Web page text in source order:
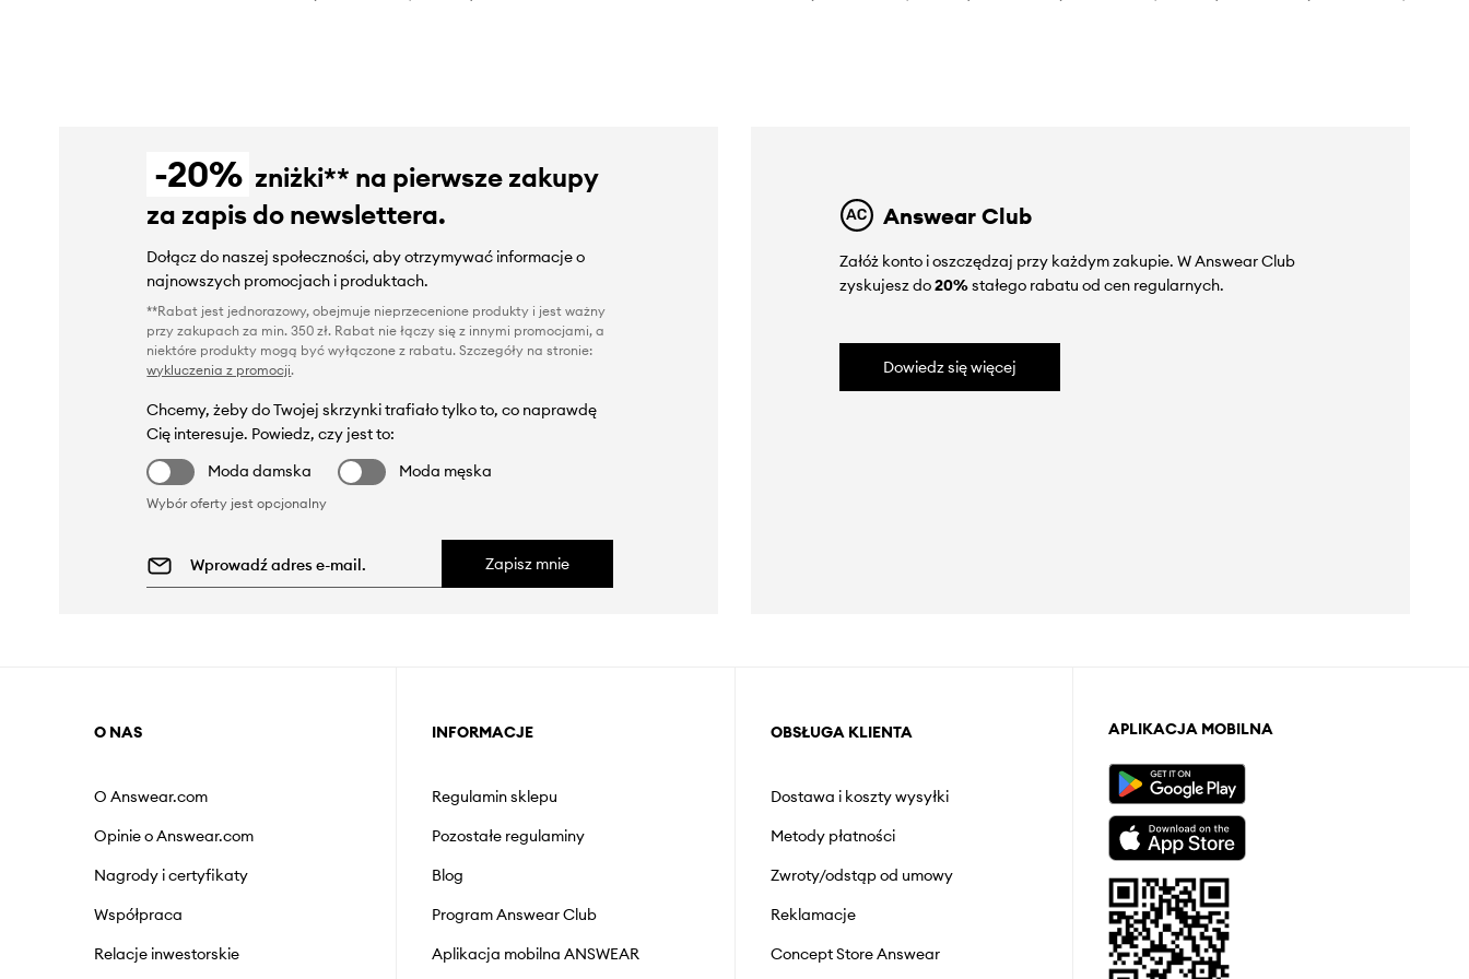
-20% zniżki** na pierwsze zakupy
za zapis do newslettera.
Dołącz do naszej społeczności, aby otrzymywać informacje o
najnowszych promocjach i produktach.
**Rabat jest jednorazowy, obejmuje nieprzecenione produkty i jest ważny
przy zakupach za min. 350 zł. Rabat nie łączy się z innymi promocjami, a
niektóre produkty mogą być wyłączone z rabatu. Szczegóły na stronie:
wykluczenia z promocji.
Chcemy, żeby do Twojej skrzynki trafiało tylko to, co naprawdę
Cię interesuje. Powiedz, czy jest to:
Moda damska
Moda męska
Wybór oferty jest opcjonalny
Zapisz mnie
Answear Club
Załóż konto i oszczędzaj przy każdym zakupie. W Answear Club
zyskujesz do20%stałego rabatu od cen regularnych.
Dowiedz się więcej
O NAS
O Answear.com
Opinie o Answear.com
Nagrody i certyfikaty
Współpraca
Relacje inwestorskie
INFORMACJE
Regulamin sklepu
Pozostałe regulaminy
Blog
Program Answear Club
Aplikacja mobilna ANSWEAR
OBSŁUGA KLIENTA
Dostawa i koszty wysyłki
Metody płatności
Zwroty/odstąp od umowy
Reklamacje
Concept Store Answear
APLIKACJA MOBILNA